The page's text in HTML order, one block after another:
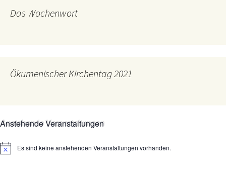
Das Wochenwort
Ökumenischer Kirchentag 2021
Anstehende Veranstaltungen
HinweisEs sind keine anstehenden Veranstaltungen vorhanden.